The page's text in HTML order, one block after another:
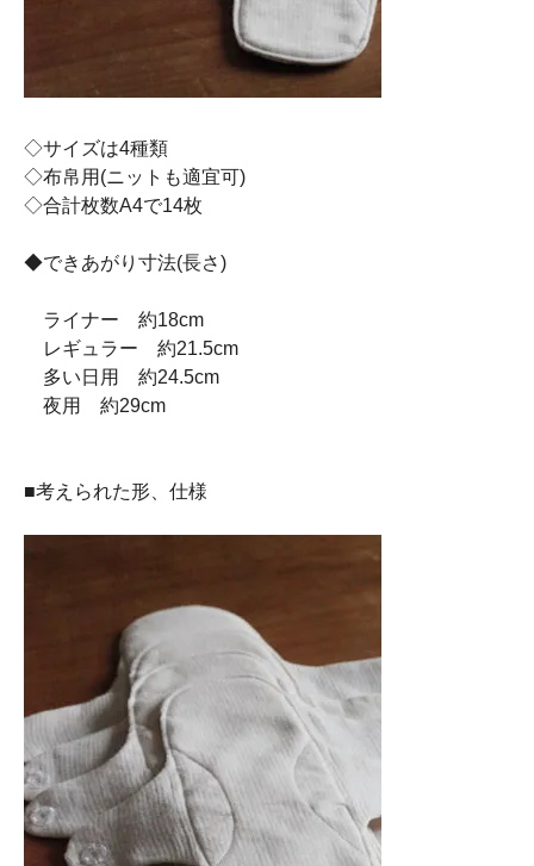
◇サイズは4種類
◇布帛用(ニットも適宜可)
◇合計枚数A4で14枚
◆できあがり寸法(長さ)
ライナー 約18cm
レギュラー 約21.5cm
多い日用 約24.5cm
夜用 約29cm
■考えられた形、仕様